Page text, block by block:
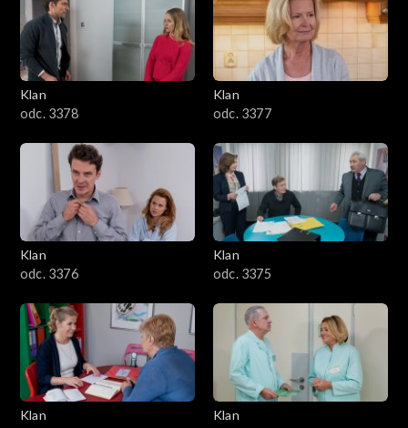
701–800
601–700
501–600
401–500
301–400
201–300
101–200
1–100
Klan
odc. 3378
Klan
odc. 3377
Klan
odc. 3376
Klan
odc. 3375
Klan
Klan